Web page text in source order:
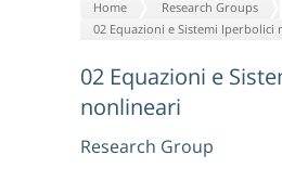
Home
Research Groups
02 Equazioni e Sistemi Iperbolici
02 Equazioni e
nonlineari
Research Group